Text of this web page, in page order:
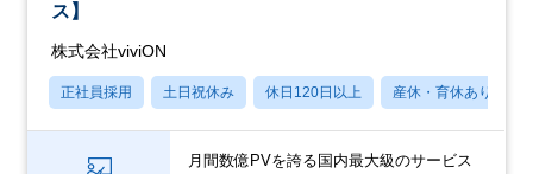
ス】
株式会社viviON
正社員採用 土日祝休み 休日120日以上 産休・育休あり
月間数億PVを誇る国内最大級のサービス